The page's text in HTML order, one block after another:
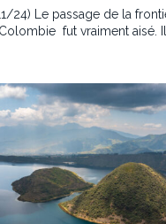
24) Le passage de la
fut vraiment aisé.